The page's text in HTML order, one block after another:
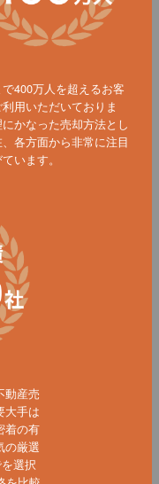
400万人を超えるお客
用いただいておりま
かなった売却方法とし
各方面から非常に注目
います。
動産売
大手は
着の有
の厳選
選択